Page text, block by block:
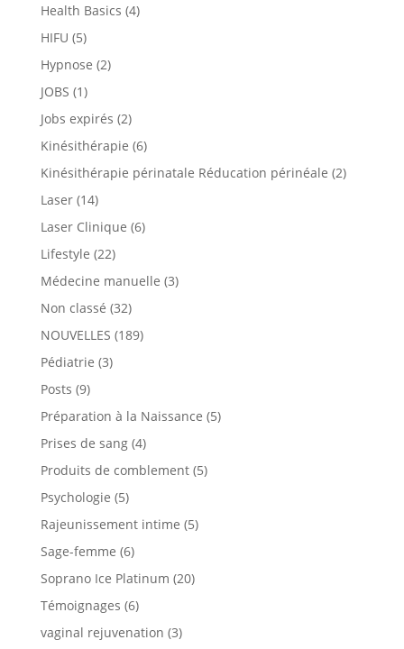
Health Basics (4)
HIFU (5)
Hypnose (2)
JOBS (1)
Jobs expirés (2)
Kinésithérapie (6)
Kinésithérapie périnatale Réducation périnéale (2)
Laser(14)
Laser Clinique (6)
Lifestyle (22)
Médecine manuelle (3)
Non classé (32)
NOUVELLES (189)
Pédiatrie (3)
Posts (9)
Préparation à la Naissance (5)
Prises de sang(4)
Produits de comblement(5)
Psychologie (5)
Rajeunissement intime (5)
Sage-femme (6)
Soprano Ice Platinum (20)
Témoignages (6)
vaginal rejuvenation (3)